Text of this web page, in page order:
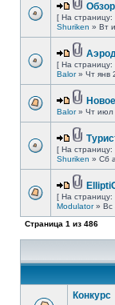
[ На страницу:
Shuriken » Вт
[ На страницу:
Balor» Чт янв
Balor» Чт июл
[ На страницу:
Shuriken » Сб
[ На страницу:
Modulator» Вс
Страница 1 из 486
Конкурс